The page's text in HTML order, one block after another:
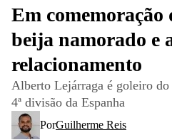
Em
beija namorado e
relacionamento
Alberto Lejárraga é goleiro
4ª divisão da Espanha
PorGuilherme Reis